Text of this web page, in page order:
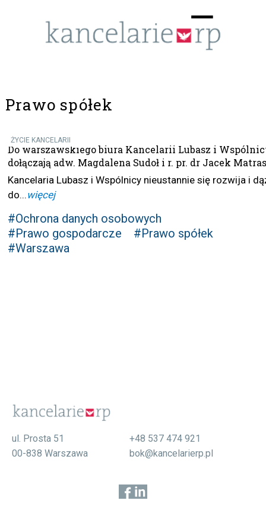
☰
Prawo spółek
ŻYCIE KANCELARII
Do warszawskiego biura Kancelarii Lubasz i
dołączają adw. Magdalena Sudoł i r. pr. dr Jacek
Kancelaria Lubasz i Wspólnicy nieustannie się rozwija i
do...więcej
#Ochrona danych osobowych
#Prawo gospodarcze
#Prawo spółek
#Warszawa
ul. Prosta 51
00-838 Warszawa
+48 537 474 921
bok@kancelarierp.pl